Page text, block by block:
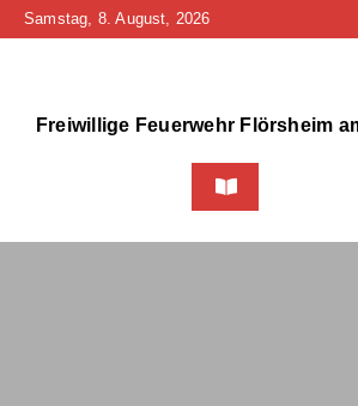
ZumSamstag, 8. August, 2026
Freiwillige Feuerwehr Flörsheim
Toggle
Navigation
Home